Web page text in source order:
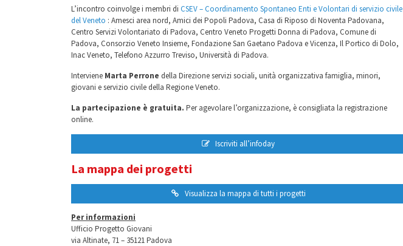
L’incontro coinvolge i membri di CSEV – Coordinamento Spontaneo Enti e Volontari di servizio civile
del Veneto : Amesci area nord, Amici dei Popoli Padova, Casa di Riposo di Noventa Padovana,
Centro Servizi Volontariato di Padova, Centro Veneto Progetti Donna di Padova, Comune di
Padova, Consorzio Veneto Insieme, Fondazione San Gaetano Padova e Vicenza, Il Portico di Dolo,
Inac Veneto, Telefono Azzurro Treviso, Università di Padova.
Interviene Marta Perrone della Direzione servizi sociali, unità organizzativa famiglia, minori,
giovani e servizio civile della Regione Veneto.
La partecipazione è gratuita. Per agevolare l’organizzazione, è consigliata la registrazione
online.
Iscriviti all’infoday
La mappa dei progetti
Visualizza la mappa di tutti i progetti
Per informazioni
Ufficio Progetto Giovani
via Altinate, 71 – 35121 Padova